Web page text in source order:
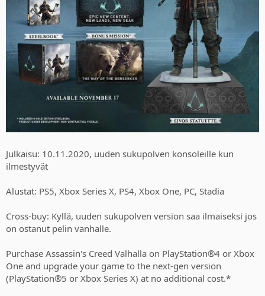
Julkaisu: 10.11.2020, uuden sukupolven konsoleille kun
ilmestyvät
Alustat: PS5, Xbox Series X, PS4, Xbox One, PC, Stadia
Cross-buy: Kyllä, uuden sukupolven version saa ilmaiseksi jos
on ostanut pelin vanhalle.
Purchase Assassin's Creed Valhalla on PlayStation®4 or Xbox
One and upgrade your game to the next-gen version
(PlayStation®5 or Xbox Series X) at no additional cost.*